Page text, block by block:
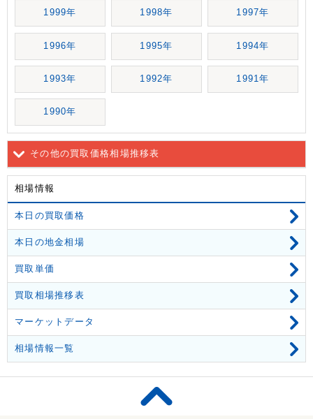
1999年 1998年 1997年
1996年 1995年 1994年
1993年 1992年 1991年
1990年
その他の買取価格相場推移表
相場情報
本日の買取価格
本日の地金相場
買取単価
買取相場推移表
マーケットデータ
相場情報一覧